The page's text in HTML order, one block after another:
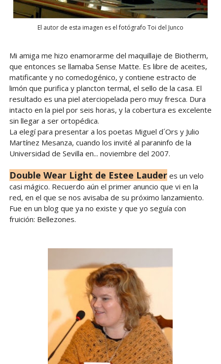
El autor de esta imagen es el fotógrafo Toi del Junco
Mi amiga me hizo enamorarme del maquillaje de Biotherm,
que entonces se llamaba Sense Matte. Es libre de aceites,
matificante y no comedogénico, y contiene estracto de
limón que purifica y plancton termal, el sello de la casa. El
resultado es una piel aterciopelada pero muy fresca. Dura
intacto en la piel por seis horas, y la cobertura es excelente
sin llegar a ser ortopédica.
La elegí para presentar a los poetas Miguel d´Ors y Julio
Martínez Mesanza, cuando los invité al paraninfo de la
Universidad de Sevilla en... noviembre del 2007.
Double Wear Light de Estee Lauderes un velo
casi mágico. Recuerdo aún el primer anuncio que vi en la
red, en el que se nos avisaba de su próximo lanzamiento.
Fue en un blog que ya no existe y que yo seguía con
fruición: Bellezones.